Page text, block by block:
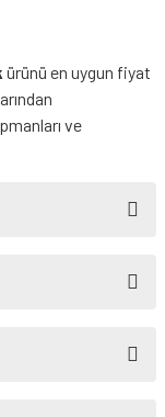
ürünü en uygun fiyat
ve